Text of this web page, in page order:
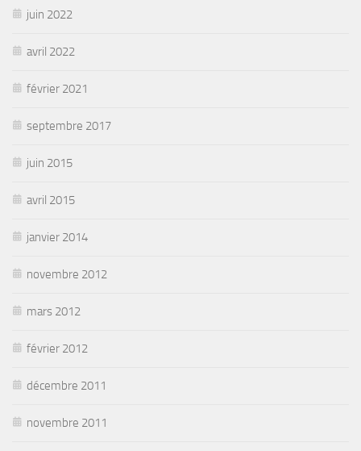
juin 2022
avril 2022
février 2021
septembre 2017
juin 2015
avril 2015
janvier 2014
novembre 2012
mars 2012
février 2012
décembre 2011
novembre 2011